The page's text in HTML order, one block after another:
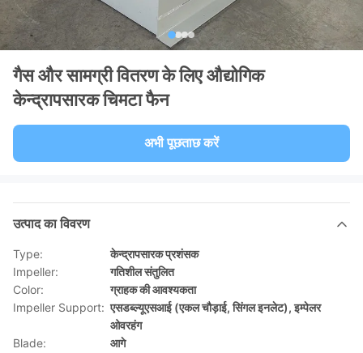
गैस और सामग्री वितरण के लिए औद्योगिक
केन्द्रापसारक चिमटा फैन
अभी पूछताछ करें
उत्पाद का विवरण
Type:
केन्द्रापसारक प्रशंसक
Impeller:
गतिशील संतुलित
Color:
ग्राहक की आवश्यकता
Impeller Support: एसडब्ल्यूएसआई (एकल चौड़ाई, सिंगल इनलेट), इम्पेलर
ओवरहंग
Blade:
आगे